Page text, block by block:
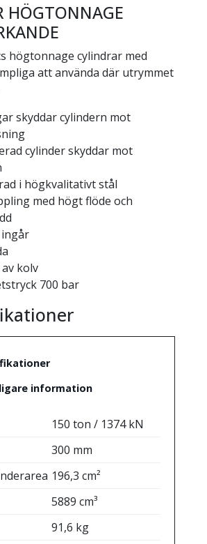
HÖGTONNAGE
högtonnage cylindrar med
att använda där utrymmet
skyddar cylindern mot
cylinder skyddar mot
i högkvalitativt stål
med högt flöde och
kolv
700 bar
information
150 ton / 1374 kN
300 mm
196,3 cm²
5889 cm³
91,6 kg